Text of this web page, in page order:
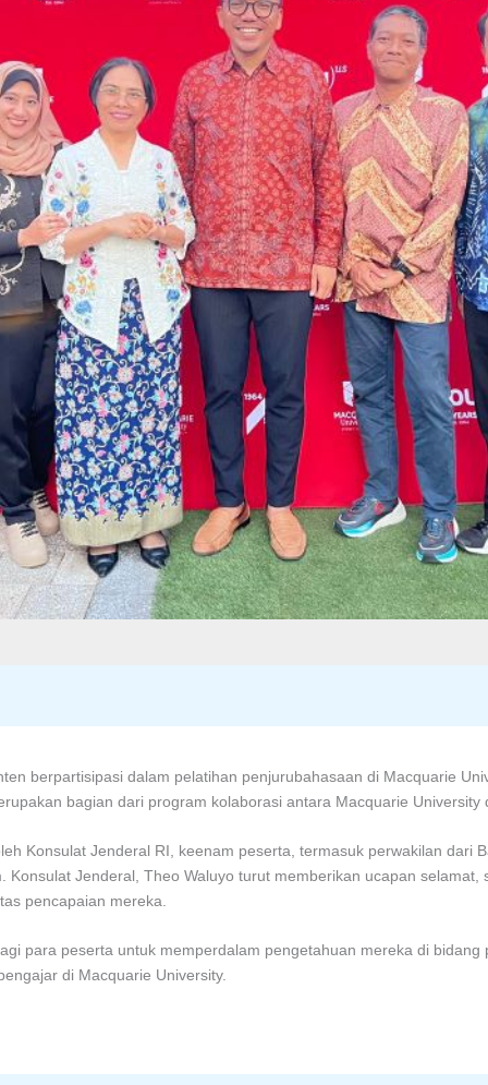
berpartisipasi dalam pelatihan penjurubahasaan di Macquarie
bagian dari program kolaborasi antara Macquarie
Konsulat Jenderal RI, keenam peserta, termasuk perwakilan dari
Jenderal, Theo Waluyo turut memberikan ucapan selamat,
pencapaian mereka.
para peserta untuk memperdalam pengetahuan mereka di
di Macquarie University.